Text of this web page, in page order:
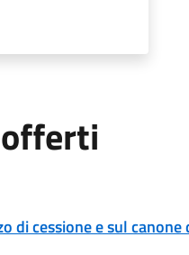
di cessione e sul canone